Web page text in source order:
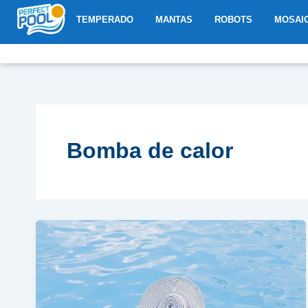
TEMPERADO
ABRIR TEMPERADO
MANTAS ABRIR MANTAS
ROBOTS ABRIR
Bomba de calor